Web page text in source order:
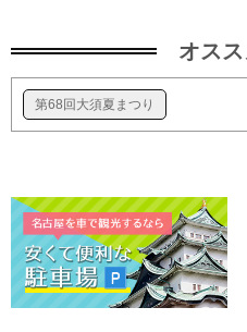
オス
第68回大須夏まつり